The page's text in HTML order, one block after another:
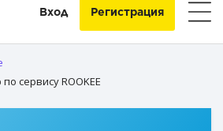
Вход Регистрация
сервису ROOKEE